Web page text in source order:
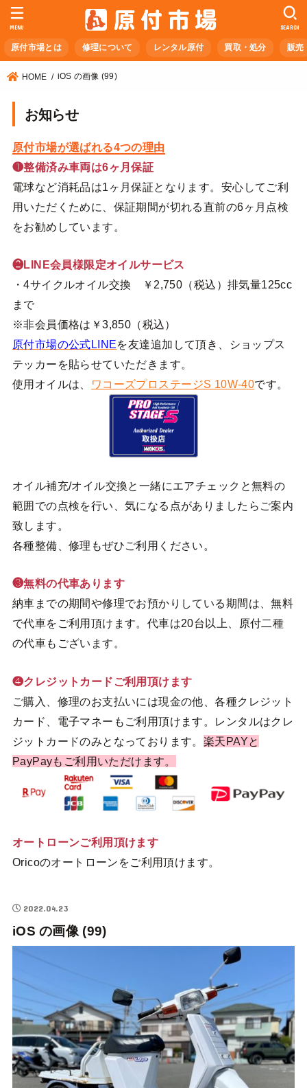
原付市場とは 修理について レンタル原付 買取・処分 販売
SEARCH
MENU
HOME iOS の画像 (99)
お知らせ
原付市場が選ばれる4つの理由
❶整備済み車両は6ヶ月保証
電球など消耗品は1ヶ月保証となります。安心してご利
用いただくために、保証期間が切れる直前の6ヶ月点検
をお勧めしています。
❷LINE会員様限定オイルサービス
・4サイクルオイル交換 ￥2,750（税込）排気量125cc
まで
※非会員価格は￥3,850（税込）
原付市場の公式LINEを友達追加して頂き、ショップス
テッカーを貼らせていただきます。
使用オイルは、
ワコーズプロステージS 10W-40です。
オイル補充/オイル交換と一緒にエアチェックと無料の
範囲での点検を行い、気になる点がありましたらご案内
致します。
各種整備、修理もぜひご利用ください。
❸無料の代車あります
納車までの期間や修理でお預かりしている期間は、無料
で代車をご利用頂けます。代車は20台以上、原付二種
の代車もございます。
❹クレジットカードご利用頂けます
ご購入、修理のお支払いには現金の他、各種クレジット
カード、電子マネーもご利用頂けます。レンタルはクレ
ジットカードのみとなっております。 楽天PAYと
PayPayもご利用いただけます。
オートローンご利用頂けます
Oricoのオートローンをご利用頂けます。
2022.04.23
iOS の画像 (99)